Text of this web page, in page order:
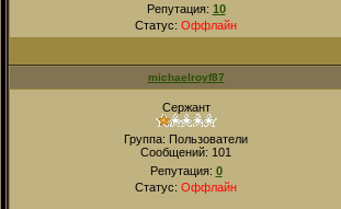
Репутация: 10
Статус: Оффлайн
michaelroyf87
Сержант
Группа: Пользователи
Сообщений: 101
Репутация: 0
Статус: Оффлайн